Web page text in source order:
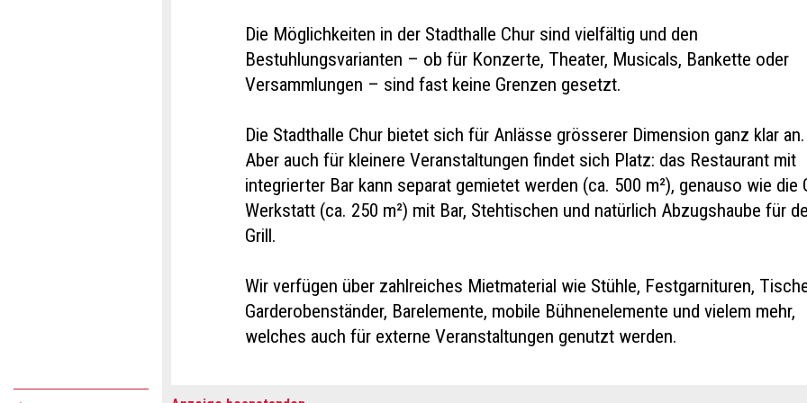
Die Möglichkeiten in der Stadthalle Chur sind vielfältig und den
Bestuhlungsvarianten – ob für Konzerte, Theater, Musicals, Bankette oder
Versammlungen – sind fast keine Grenzen gesetzt.
Die Stadthalle Chur bietet sich für Anlässe grösserer Dimension ganz klar an.
Aber auch für kleinere Veranstaltungen findet sich Platz: das Restaurant mit
integrierter Bar kann separat gemietet werden (ca. 500 m²), genauso wie die
Werkstatt (ca. 250 m²) mit Bar, Stehtischen und natürlich Abzugshaube für
Grill.
Wir verfügen über zahlreiches Mietmaterial wie Stühle, Festgarnituren,
Garderobenständer, Barelemente, mobile Bühnenelemente und vielem mehr,
welches auch für externe Veranstaltungen genutzt werden.